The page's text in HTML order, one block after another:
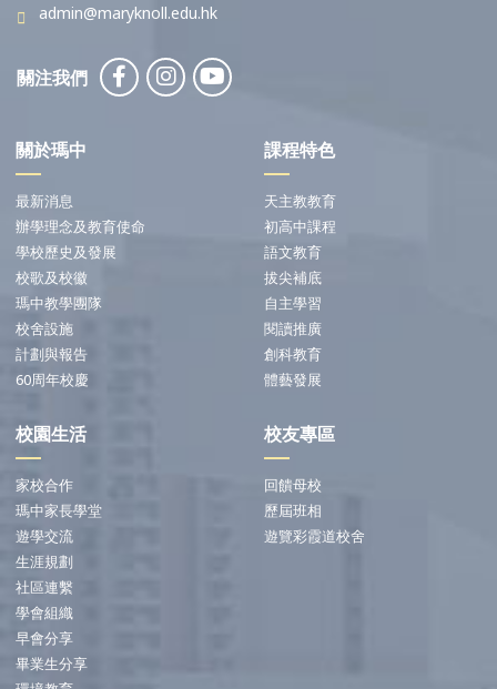
admin@maryknoll.edu.hk
關注我們
關於瑪中
最新消息
辦學理念及教育使命
學校歷史及發展
校歌及校徽
瑪中教學團隊
校舍設施
計劃與報告
60周年校慶
課程特色
天主教教育
初高中課程
語文教育
拔尖補底
自主學習
閱讀推廣
創科教育
體藝發展
校園生活
家校合作
瑪中家長學堂
遊學交流
生涯規劃
社區連繫
學會組織
早會分享
畢業生分享
校友專區
回饋母校
歷屆班相
遊覽彩霞道校舍